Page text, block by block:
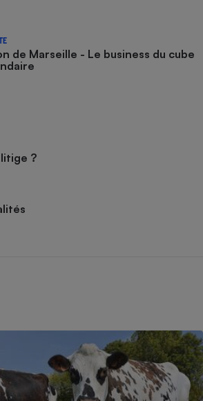
de Marseille - Le business du cube
?